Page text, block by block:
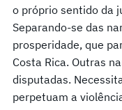
o próprio sentido da
Separando-se das
prosperidade, que
Costa Rica. Outras
disputadas.
perpetuam a